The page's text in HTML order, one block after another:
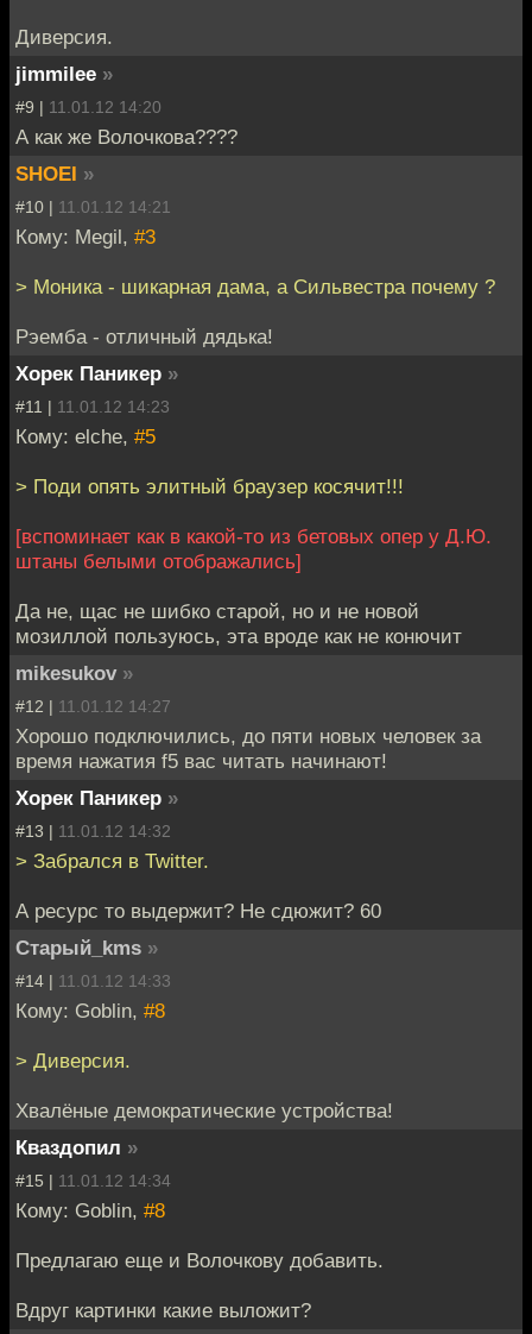
Диверсия.
jimmilee »
#9 | 11.01.12 14:20
А как же Волочкова????
SHOEI »
#10 | 11.01.12 14:21
Кому: Megil, #3
> Моника - шикарная дама, а Сильвестра почему ?
Рэемба - отличный дядька!
Хорек Паникер »
#11 | 11.01.12 14:23
Кому: elche, #5
> Поди опять элитный браузер косячит!!!
[вспоминает как в какой-то из бетовых опер у Д.Ю.
штаны белыми отображались]
Да не, щас не шибко старой, но и не новой
мозиллой пользуюсь, эта вроде как не конючит
mikesukov »
#12 | 11.01.12 14:27
Хорошо подключились, до пяти новых человек за
время нажатия f5 вас читать начинают!
Хорек Паникер »
#13 | 11.01.12 14:32
> Забрался в Twitter.
А ресурс то выдержит? Не сдюжит? 60
Старый_kms »
#14 | 11.01.12 14:33
Кому: Goblin, #8
> Диверсия.
Хвалёные демократические устройства!
Кваздопил »
#15 | 11.01.12 14:34
Кому: Goblin, #8
Предлагаю еще и Волочкову добавить.
Вдруг картинки какие выложит?